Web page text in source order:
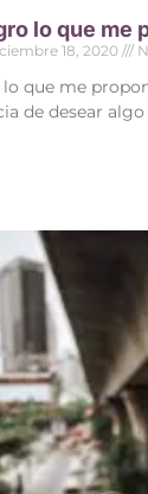
lo que me
18, 2020
que me
de desear